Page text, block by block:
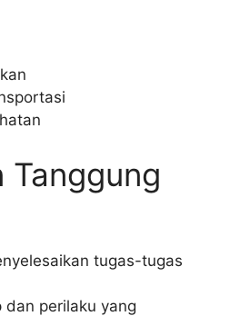
Tanggung
tugas-tugas
dan perilaku yang